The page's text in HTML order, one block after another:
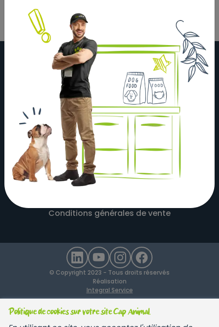
Politique de cookies sur votre site Cap Animal.
À propos
Actualités
Nos magasins
Nos partenaires
Nous contacter
Mentions légales
Recrutement
Conditions générales de vente
© Copyright 2023 - Tous droits réservés
Réalisation
Integral Service